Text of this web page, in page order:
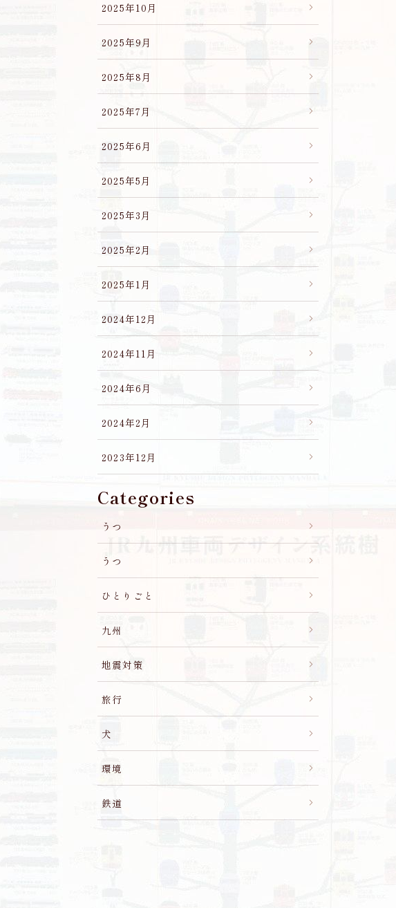
2025年10月
2025年9月
2025年8月
2025年7月
2025年6月
2025年5月
2025年3月
2025年2月
2025年1月
2024年12月
2024年11月
2024年6月
2024年2月
2023年12月
Categories
うつ
うつ
ひとりごと
九州
地震対策
旅行
犬
環境
鉄道